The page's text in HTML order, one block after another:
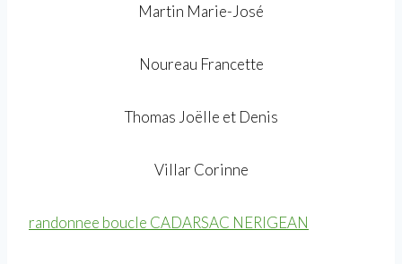
Martin Marie-José
Noureau Francette
Thomas Joëlle et Denis
Villar Corinne
randonnee boucle CADARSAC NERIGEAN